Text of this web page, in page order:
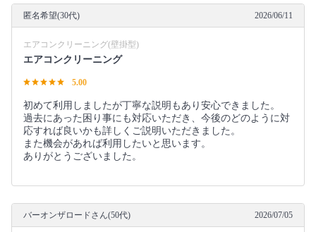
匿名希望(30代) 2026/06/11
エアコンクリーニング(壁掛型)
エアコンクリーニング
5.00
初めて利用しましたが丁寧な説明もあり安心できました。
過去にあった困り事にも対応いただき、今後のどのように対
応すれば良いかも詳しくご説明いただきました。
また機会があれば利用したいと思います。
ありがとうございました。
バーオンザロードさん(50代) 2026/07/05